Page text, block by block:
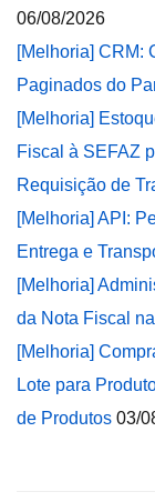
06/08/2026
[Melhoria] CRM:
Paginados do
[Melhoria]
Fiscal à SEFAZ
Requisição de
[Melhoria] API:
Entrega e
[Melhoria]
da Nota Fiscal
[Melhoria]
Lote para
de Produtos 03/